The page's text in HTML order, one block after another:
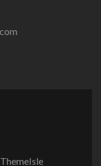
ThemeIsle